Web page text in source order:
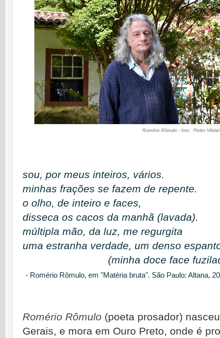
Romério Rômulo - foto: Pedro Vilela/
sou, por meus inteiros, vários.
minhas frações se fazem de repente.
o olho, de inteiro e faces,
disseca os cacos da manhã (lavada).
múltipla mão, da luz, me regurgita
uma estranha verdade, um denso
(minha doce face
- Romério Rômulo, em "Matéria bruta". São Paulo: Altana,
Romério Rômulo (poeta prosador)
Gerais, e mora em Ouro Preto, onde é